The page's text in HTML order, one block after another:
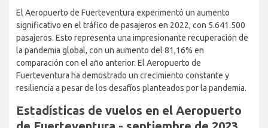
Tráfico de pasajeros en el
Aeropuerto de Fuerteventura - 2018
a 2022
El Aeropuerto de Fuerteventura experimentó un aumento
significativo en el tráfico de pasajeros en 2022, con 5.641.500
la pandemia global, con un aumento del 81,16% en
comparación con el año anterior. El Aeropuerto de